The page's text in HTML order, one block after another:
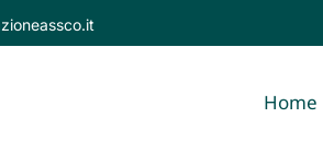
Home